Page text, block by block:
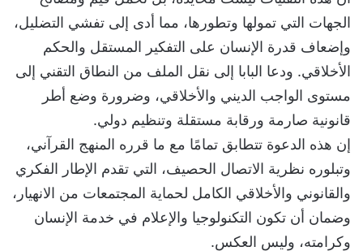
الجهات التي تمولها وتطورها، مما أدى إلى تفشي التضليل،
وإضعاف قدرة الإنسان على التفكير المستقل والحكم
الأخلاقي. ودعا البابا إلى نقل الملف من النطاق التقني إلى
مستوى الواجب الديني والأخلاقي، وضرورة وضع أطر
قانونية صارمة ورقابة مستقلة وتنظيم دولي.
إن هذه الدعوة تتطابق تمامًا مع ما قرره المنهج القرآني،
وتبلوره نظرية الاتصال الحصيف، التي تقدم الإطار الفكري
والقانوني والأخلاقي الكامل لحماية المجتمعات من الانهيار،
وضمان أن تكون التكنولوجيا والإعلام في خدمة الإنسان
وكرامته، وليس العكس.